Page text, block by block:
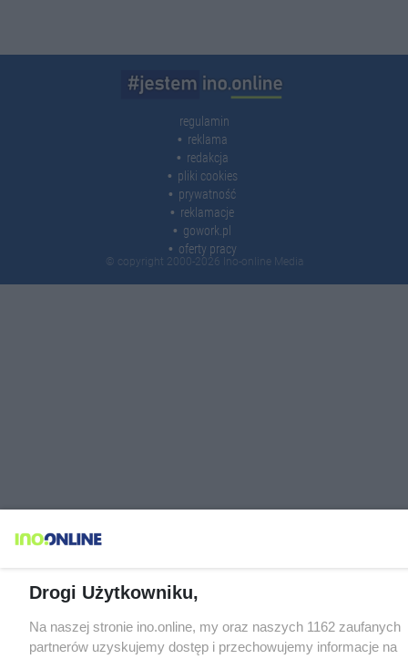
regulamin
reklama
redakcja
pliki cookies
prywatność
reklamacje
gowork.pl
oferty pracy
© copyright 2000-2026 Ino-online Media
Drogi Użytkowniku,
Na naszej stronie ino.online, my oraz naszych 1162 zaufanych
partnerów uzyskujemy dostęp i przechowujemy informacje na